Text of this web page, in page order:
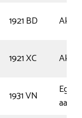
1921 BD
1921 XC
1931 VN
aan